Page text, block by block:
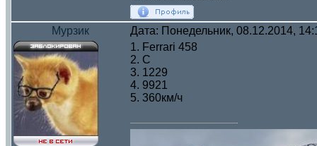
Мурзик Дата: Понедельник, 08.12.2014,
1. Ferrari 458
2. C
3. 1229
4. 9921
5. 360км/ч